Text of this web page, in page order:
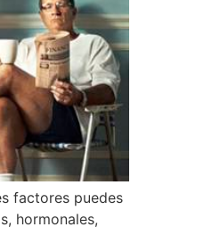
factores puedes
hormonales,